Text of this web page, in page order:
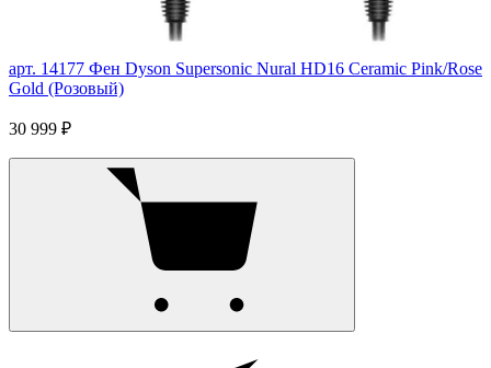
арт. 14177 Фен Dyson Supersonic Nural HD16 Ceramic Pink/Rose
Gold (Розовый)
30 999 ₽